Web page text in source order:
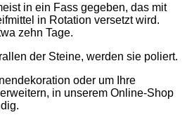
in ein Fass gegeben, das mit
in Rotation versetzt wird.
zehn Tage.
der Steine, werden sie poliert.
oder um Ihre
in unserem Online-Shop